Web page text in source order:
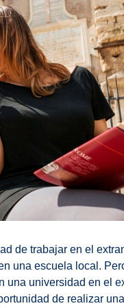
de trabajar en el
una escuela local.
una universidad en el
de realizar